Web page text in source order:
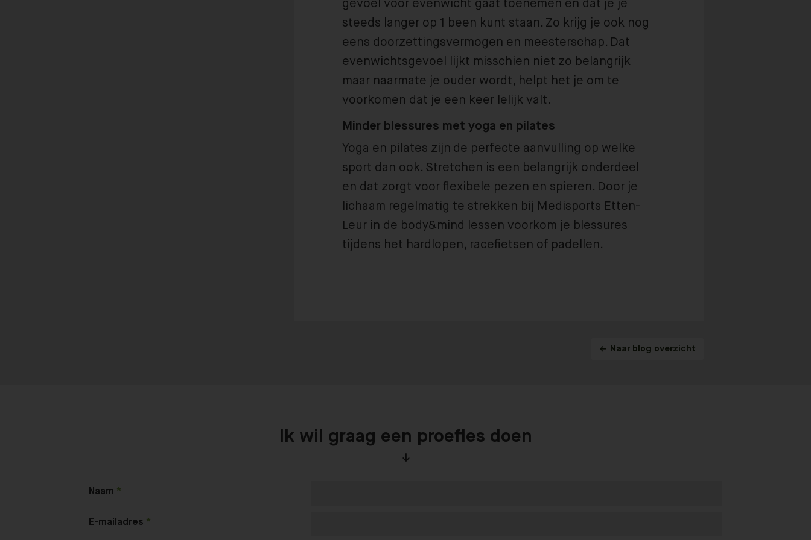
gevoel voor evenwicht gaat toenemen en dat je je
steeds langer op 1 been kunt staan. Zo krijg je ook nog
eens doorzettingsvermogen en meesterschap. Dat
evenwichtsgevoel lijkt misschien niet zo belangrijk
maar naarmate je ouder wordt, helpt het je om te
voorkomen dat je een keer lelijk valt.
Minder blessures met yoga en pilates
Yoga en pilates zijn de perfecte aanvulling op welke
sport dan ook. Stretchen is een belangrijk onderdeel
en dat zorgt voor flexibele pezen en spieren. Door je
lichaam regelmatig te strekken bij Medisports Etten-
Leur in de body&mind lessen voorkom je blessures
tijdens het hardlopen, racefietsen of padellen.
Naar blog overzicht
Ik wil graag een proefles doen
Naam
E-mailadres